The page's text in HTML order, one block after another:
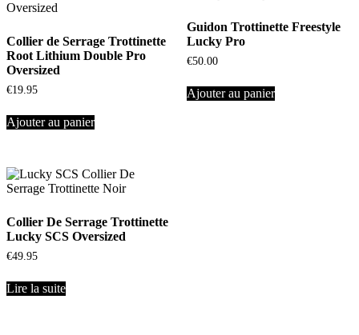
Collier de Serrage Trottinette
Root Lithium Double Pro
Oversized
€19.95
Ajouter au panier
Guidon Trottinette Freestyle
Lucky Pro
€50.00
Ajouter au panier
Collier De Serrage Trottinette
Lucky SCS Oversized
€49.95
Lire la suite